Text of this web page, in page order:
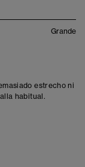
Grande
estrecho ni
habitual.